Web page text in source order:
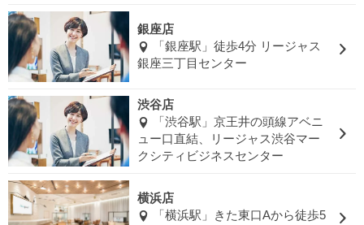
銀座店
「銀座駅」徒歩4分 リージャス
銀座三丁目センター
渋谷店
「渋谷駅」京王井の頭線アベニ
ュー口直結、リージャス渋谷マー
クシティビジネスセンター
横浜店
「横浜駅」きた東口Aから徒歩5